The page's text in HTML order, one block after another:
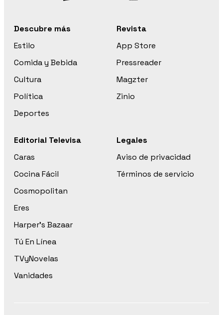
Descubre más
Estilo
Comida y Bebida
Cultura
Política
Deportes
Revista
App Store
Pressreader
Magzter
Zinio
Editorial Televisa
Caras
Cocina Fácil
Cosmopolitan
Eres
Harper’s Bazaar
Tú En Línea
TVyNovelas
Vanidades
Legales
Aviso de privacidad
Términos de servicio